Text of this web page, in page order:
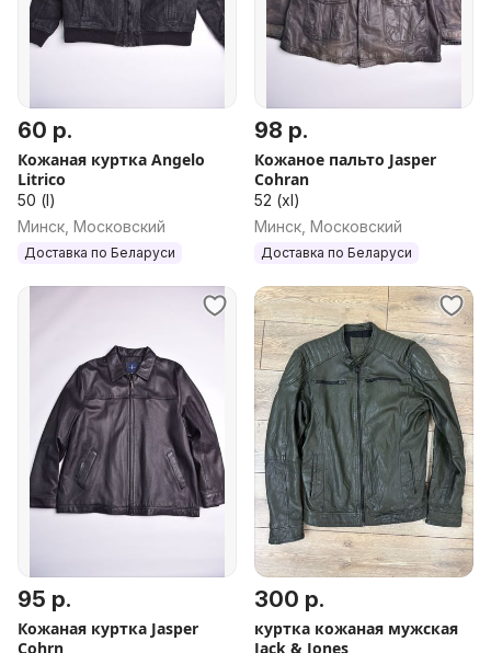
60 р.
Кожаная куртка Angelo
Litrico
50 (l)
Минск, Московский
Доставка по Беларуси
98 р.
Кожаное пальто Jasper
Cohran
52 (xl)
Минск, Московский
Доставка по Беларуси
95 р.
Кожаная куртка Jasper
Cohrn
300 р.
куртка кожаная мужская
Jack & Jones